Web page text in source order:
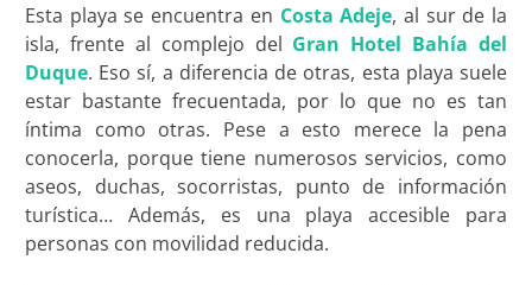
Esta playa se encuentra en Costa Adeje, al sur de la
isla, frente al complejo del Gran Hotel Bahía del
Duque. Eso sí, a diferencia de otras, esta playa suele
estar bastante frecuentada, por lo que no es tan
íntima como otras. Pese a esto merece la pena
conocerla, porque tiene numerosos servicios, como
aseos, duchas, socorristas, punto de información
turística… Además, es una playa accesible para
personas con movilidad reducida.